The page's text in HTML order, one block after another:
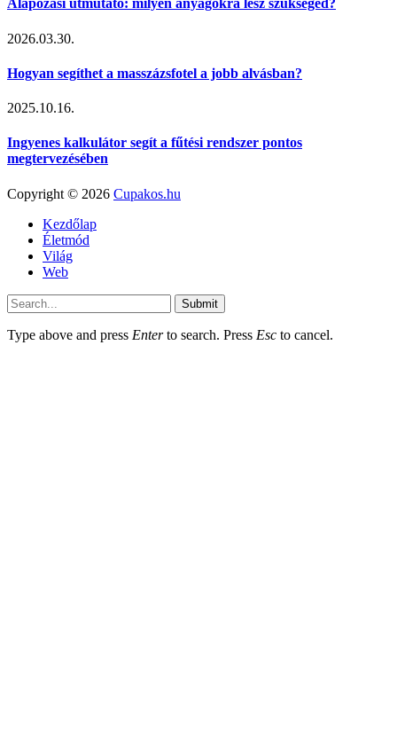
Alapozási útmutató: milyen anyagokra lesz szükséged?
2026.03.30.
Hogyan segíthet a masszázsfotel a jobb alvásban?
2025.10.16.
Ingyenes kalkulátor segít a fűtési rendszer pontos
megtervezésében
Copyright © 2026 Cupakos.hu
Kezdőlap
Életmód
Világ
Web
Submit
Type above and press Enterto search. Press Esc to cancel.